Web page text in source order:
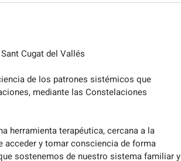
Cugat del Vallés
de los patrones sistémicos que
mediante las Constelaciones
herramienta terapéutica, cercana a la
y tomar consciencia de forma
sostenemos de nuestro sistema familiar y